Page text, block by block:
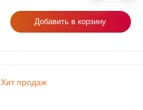
Добавить в корзину
Хит продаж